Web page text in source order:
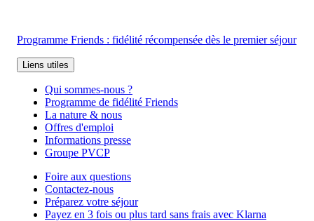
Programme Friends : fidélité récompensée dès le premier séjour
Liens utiles
Qui sommes-nous ?
Programme de fidélité Friends
La nature & nous
Offres d'emploi
Informations presse
Groupe PVCP
Foire aux questions
Contactez-nous
Préparez votre séjour
Payez en 3 fois ou plus tard sans frais avec Klarna